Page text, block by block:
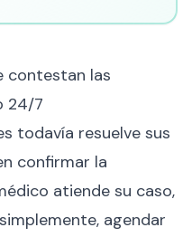
contestan las
24/7
todavía resuelve sus
confirmar la
atiende su caso,
agendar